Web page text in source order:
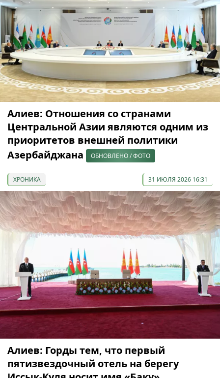
Алиев: Отношения со странами
Центральной Азии являются одним из
приоритетов внешней политики
Азербайджана
ОБНОВЛЕНО / ФОТО
ХРОНИКА 31 ИЮЛЯ 2026 16:31
Алиев: Горды тем, что первый
пятизвездочный отель на берегу